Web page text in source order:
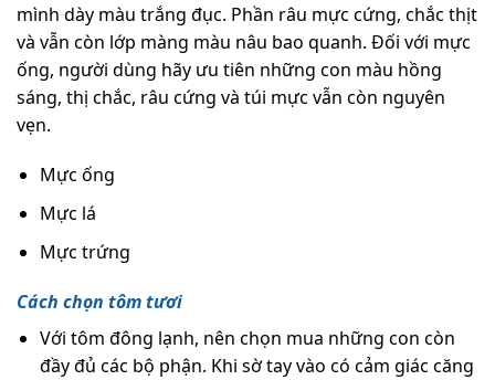
mình dày màu trắng đục. Phần râu mực cứng, chắc thịt
và vẫn còn lớp màng màu nâu bao quanh. Đối với mực
ống, người dùng hãy ưu tiên những con màu hồng
sáng, thị chắc, râu cứng và túi mực vẫn còn nguyên
vẹn.
Mực ống
Mực lá
Mực trứng
Cách chọn tôm tươi
Với tôm đông lạnh, nên chọn mua những con còn
đầy đủ các bộ phận. Khi sờ tay vào có cảm giác căng